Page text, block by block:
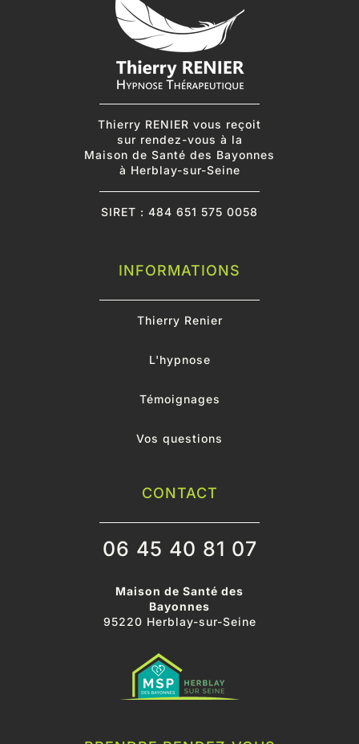
Thierry RENIER vous reçoit
sur rendez-vous à la
Maison de Santé des Bayonnes
à Herblay-sur-Seine
SIRET : 484 651 575 0058
INFORMATIONS
Thierry Renier
L'hypnose
Témoignages
Vos questions
CONTACT
06 45 40 81 07
Maison de Santé des
Bayonnes
95220 Herblay-sur-Seine